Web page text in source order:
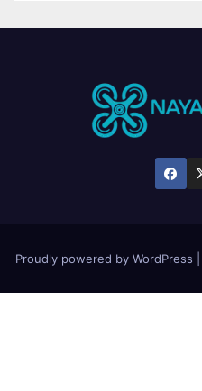
Proudly powered by WordPress